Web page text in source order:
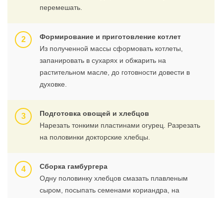
перемешать.
Формирование и приготовление котлет
Из полученной массы сформовать котлеты,
запанировать в сухарях и обжарить на
растительном масле, до готовности довести в
духовке.
Подготовка овощей и хлебцов
Нарезать тонкими пластинами огурец. Разрезать
на половинки докторские хлебцы.
Сборка гамбургера
Одну половинку хлебцов смазать плавленым
сыром, посыпать семенами кориандра, на